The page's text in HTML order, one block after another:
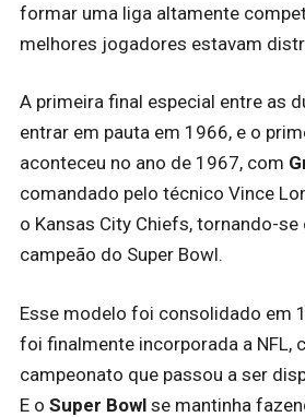
formar uma liga altamente
melhores jogadores estavam
A primeira final especial entre as
entrar em pauta em 1966, e o
aconteceu no ano de 1967, com
comandado pelo técnico Vince
o Kansas City Chiefs, tornando-
campeão do Super Bowl.
Esse modelo foi consolidado em
foi finalmente incorporada a NFL,
campeonato que passou a ser
E o Super Bowl se mantinha